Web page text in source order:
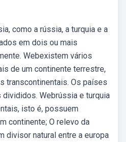
como a rússia, a turquia e a
em dois ou mais
Webexistem vários
de um continente terrestre,
transcontinentais. Os países
Webrússia e turquia
isto é, possuem
continente; O relevo da
divisor natural entre a europa